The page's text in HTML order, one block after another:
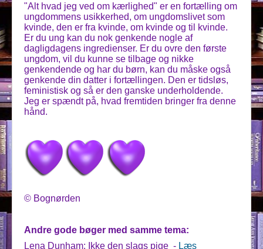
"Alt hvad jeg ved om kærlighed" er en fortælling om
ungdommens usikkerhed, om ungdomslivet som
kvinde, den er fra kvinde, om kvinde og til kvinde.
Er du ung kan du nok genkende nogle af
dagligdagens ingredienser. Er du ovre den første
ungdom, vil du kunne se tilbage og nikke
genkendende og har du børn, kan du måske også
genkende din datter i fortællingen. Den er tidsløs,
feministisk og så er den ganske underholdende.
Jeg er spændt på, hvad fremtiden bringer fra denne
hånd.
© Bognørden
Andre gode bøger med samme tema:
Lena Dunham: Ikke den slags pige - Læs